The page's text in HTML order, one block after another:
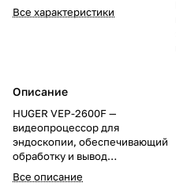
Все характеристики
Описание
HUGER VEP-2600F —
видеопроцессор для
эндоскопии, обеспечивающий
обработку и вывод
высококачественного
изображения во время
Все описание